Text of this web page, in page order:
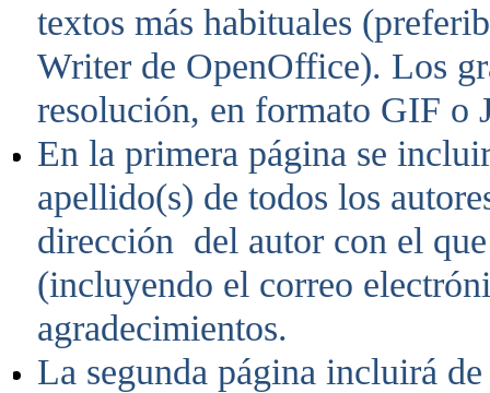
textos más habituales
Writer de OpenOffice). Los
resolución, en formato GIF o
En la primera página se
apellido(s) de todos los
dirección del autor con el
(incluyendo el correo
agradecimientos.
La segunda página incluirá